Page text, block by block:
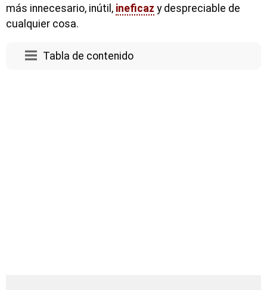
más innecesario, inútil, ineficaz y despreciable de
cualquier cosa.
Tabla de contenido